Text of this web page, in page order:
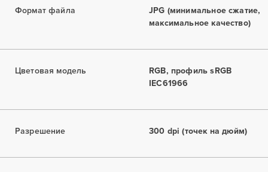
Формат файла
JPG (минимальное сжатие,
максимальное качество)
Цветовая модель
RGB, профиль sRGB
IEC61966
Разрешение 300 dpi (точек на дюйм)